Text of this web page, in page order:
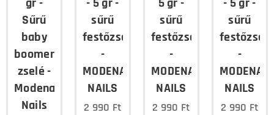
Sűrű
baby
boomer
zselé -
Modena
Nails
sűrű
festőzselé
-
MODENA
NAILS
2 990 Ft
sűrű
festőzselé
-
MODENA
NAILS
2 990 Ft
sűrű
festőzselé
-
MODENA
NAILS
2 990 Ft